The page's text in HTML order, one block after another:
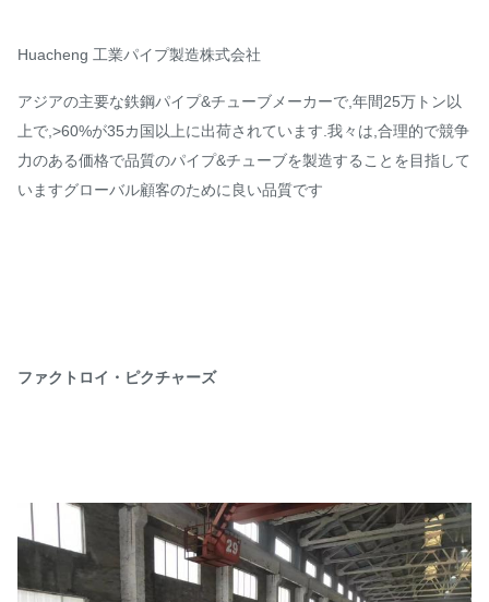
Huacheng 工業パイプ製造株式会社
アジアの主要な鉄鋼パイプ&チューブメーカーで,年間25万トン以
上で,>60%が35カ国以上に出荷されています.我々は,合理的で競争
力のある価格で品質のパイプ&チューブを製造することを目指して
いますグローバル顧客のために良い品質です
ファクトロイ・ピクチャーズ